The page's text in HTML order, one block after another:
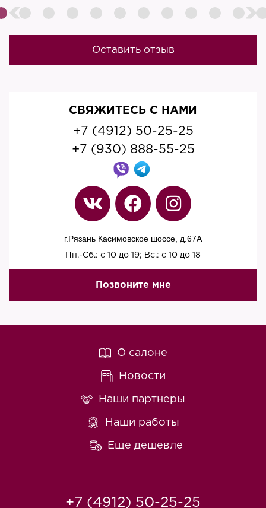
Оставить отзыв
СВЯЖИТЕСЬ С НАМИ
+7 (4912) 50-25-25
+7 (930) 888-55-25
г.Рязань Касимовское шоссе, д.67A
Пн.-Сб.: с 10 до 19; Вс.: с 10 до 18
Позвоните мне
О салоне
Новости
Наши партнеры
Наши работы
Еще дешевле
+7 (4912) 50-25-25